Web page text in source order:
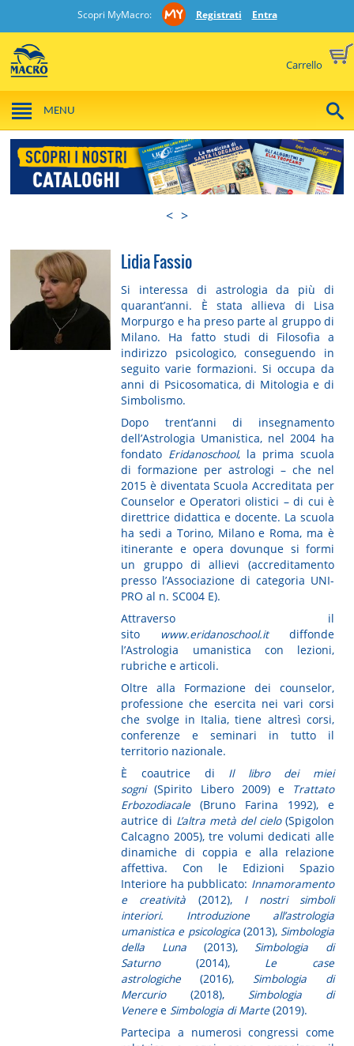
Scopri MyMacro: Registrati Entra
Carrello
MENU
< >
Lidia Fassio
Si interessa di astrologia da più di
quarant’anni. È stata allieva di Lisa
Morpurgo e ha preso parte al gruppo di
Milano. Ha fatto studi di Filosofia a
indirizzo psicologico, conseguendo in
seguito varie formazioni. Si occupa da
anni di Psicosomatica, di Mitologia e di
Simbolismo.
Dopo trent’anni di insegnamento
dell’Astrologia Umanistica, nel 2004 ha
fondato Eridanoschool, la prima scuola
di formazione per astrologi – che nel
2015 è diventata Scuola Accreditata per
Counselor e Operatori olistici – di cui è
direttrice didattica e docente. La scuola
ha sedi a Torino, Milano e Roma, ma è
itinerante e opera dovunque si formi
un gruppo di allievi (accreditamento
presso l’Associazione di categoria UNI-
PRO al n. SC004 E).
Attraverso il
sito www.eridanoschool.itdiffonde
l’Astrologia umanistica con lezioni,
rubriche e articoli.
Oltre alla Formazione dei counselor,
professione che esercita nei vari corsi
che svolge in Italia, tiene altresì corsi,
conferenze e seminari in tutto il
territorio nazionale.
È coautrice di Il libro dei miei
sogni(Spirito Libero 2009) e
Trattato
Erbozodiacale (Bruno Farina 1992), e
autrice di L’altra metà del cielo(Spigolon
Calcagno 2005), tre volumi dedicati alle
dinamiche di coppia e alla relazione
affettiva. Con le Edizioni Spazio
Interiore ha pubblicato: Innamoramento
e creatività (2012), I nostri simboli
interiori. Introduzione all’astrologia
umanistica e psicologica(2013), Simbologia
della Luna (2013),Simbologia di
Saturno(2014), Le case
astrologiche (2016),Simbologia di
Mercurio(2018), Simbologia di
Venere eSimbologia di Marte (2019).
Partecipa a numerosi congressi come